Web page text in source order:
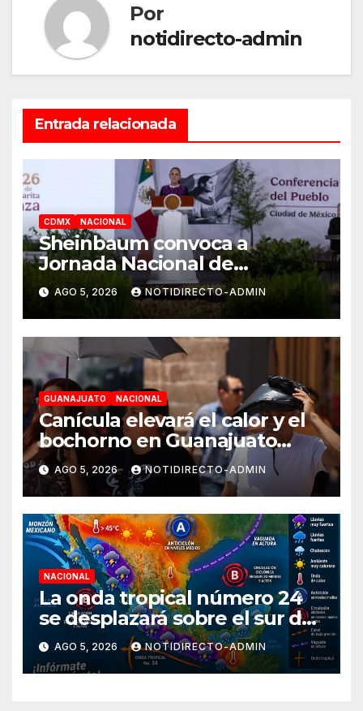
Por
notidirecto-admin
Entrada relacionada
CDMX NACIONAL
Sheinbaum convoca a
Jornada Nacional de
Reforestación el 9 de agosto
AGO 5, 2026 NOTIDIRECTO-ADMIN
GUANAJUATO NACIONAL
Canícula elevará el calor y el
bochorno en Guanajuato
durante agosto
AGO 5, 2026 NOTIDIRECTO-ADMIN
NACIONAL
La onda tropical número 24
se desplazará sobre el sur del
territorio nacional
AGO 5, 2026 NOTIDIRECTO-ADMIN